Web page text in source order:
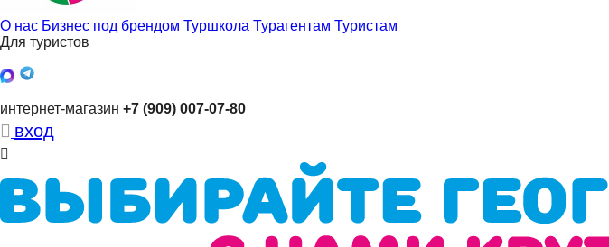
О нас Бизнес под брендом Туршкола Турагентам Туристам
Для туристов
интернет-магазин +7 (909) 007-07-80
вход